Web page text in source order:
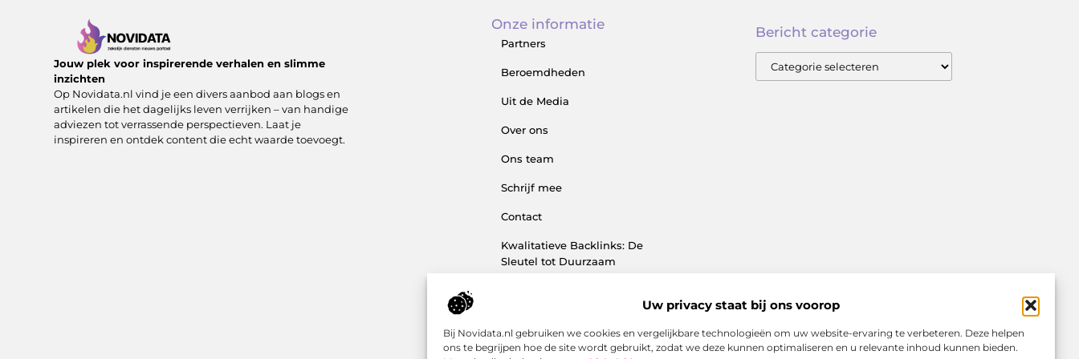
Uw privacy staat bij ons voorop
Bij Novidata.nl gebruiken we cookies en vergelijkbare technologieën om uw website-ervaring te verbeteren. Deze helpen
ons te begrijpen hoe de site wordt gebruikt, zodat we deze kunnen optimaliseren en u relevante inhoud kunnen bieden.
Jouw plek voor inspirerende verhalen en slimme
inzichten
Op Novidata.nl vind je een divers aanbod aan blogs en
artikelen die het dagelijks leven verrijken – van handige
adviezen tot verrassende perspectieven. Laat je
inspireren en ontdek content die echt waarde toevoegt.
Onze informatie
Partners
Beroemdheden
Uit de Media
Over ons
Ons team
Schrijf mee
Contact
Kwalitatieve Backlinks: De
Sleutel tot Duurzaam
mogelijkheden en bouw aan
jouw digitale inkomen
Bericht categorie